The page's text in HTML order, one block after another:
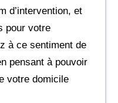
d’intervention, et
pour votre
à ce sentiment de
pensant à pouvoir
votre domicile